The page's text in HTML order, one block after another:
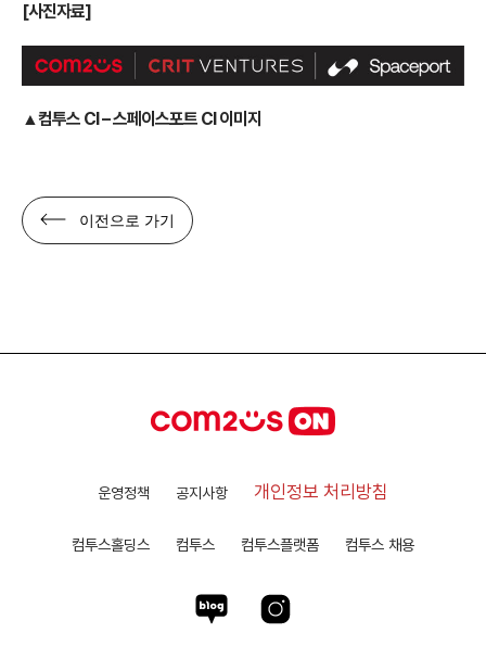
[사진자료]
▲컴투스 CI – 스페이스포트 CI 이미지
이전으로 가기
운영정책 공지사항 개인정보 처리방침
컴투스홀딩스 컴투스 컴투스플랫폼 컴투스 채용